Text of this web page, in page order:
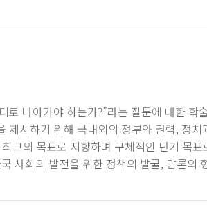
나아가야 하는가?”라는 질문에 대한
시하기 위해 국내외의 정부와 권력, 정
고의 목표로 지향하며 구체적인 단기 목
사회의 발전을 위한 정책의 발굴, 담론의